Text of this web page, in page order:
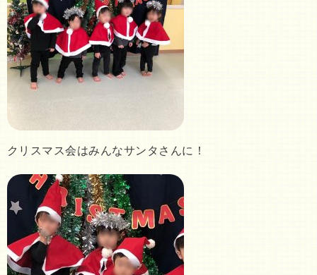
クリスマス会はみんなサンタさんに！